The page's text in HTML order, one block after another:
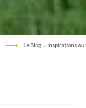
Le Blog… inspirations au